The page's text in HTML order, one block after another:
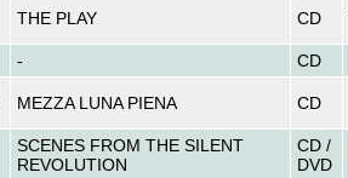
THE PLAY CD
- CD
MEZZA LUNA PIENA CD
SCENES FROM THE SILENT
REVOLUTION
CD /
DVD